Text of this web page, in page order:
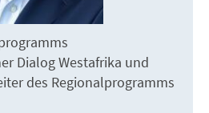
Dialog Westafrika und
des Regionalprogramms